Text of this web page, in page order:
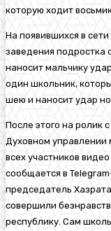
которую ходит
На появившихся в
заведения подростка
наносит мальчику
один школьник,
шею и наносит удар
После этого на ролик
Духовном
всех участников
сообщается в
председатель
совершили
республику. Сам